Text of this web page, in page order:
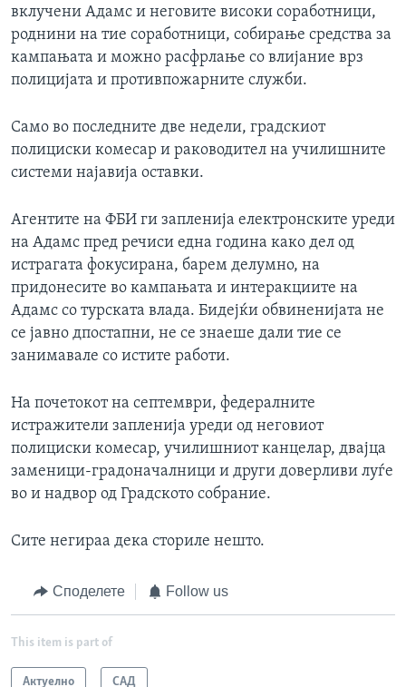
вклучени Адамс и неговите високи соработници,
роднини на тие соработници, собирање средства за
кампањата и можно расфрлање со влијание врз
полицијата и противпожарните служби.
Само во последните две недели, градскиот
полициски комесар и раководител на училишните
системи најавија оставки.
Агентите на ФБИ ги запленија електронските уреди
на Адамс пред речиси една година како дел од
истрагата фокусирана, барем делумно, на
придонесите во кампањата и интеракциите на
Адамс со турската влада. Бидејќи обвиненијата не
се јавно дпостапни, не се знаеше дали тие се
занимавале со истите работи.
На почетокот на септември, федералните
истражители запленија уреди од неговиот
полициски комесар, училишниот канцелар, двајца
заменици-градоначалници и други доверливи луѓе
во и надвор од Градското собрание.
Сите негираа дека сториле нешто.
Споделете Follow us
This item is part of
Актуелно САД